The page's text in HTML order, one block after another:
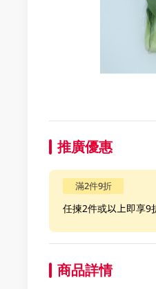
推廣優惠
滿2件9折
任揀2件或以上即享9
商品詳情